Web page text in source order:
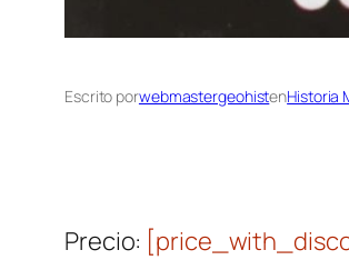
Escrito porwebmastergeohistenHistoria
Precio: